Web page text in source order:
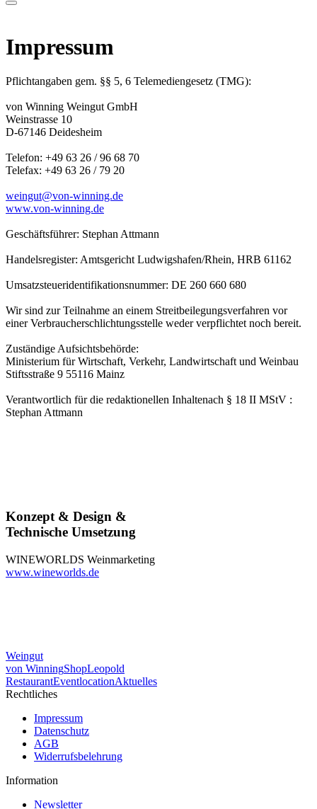
Impressum
Pflichtangaben gem. §§ 5, 6 Telemediengesetz (TMG):
von Winning Weingut GmbH
Weinstrasse 10
D-67146 Deidesheim
Telefon: +49 63 26 / 96 68 70
Telefax: +49 63 26 / 79 20
weingut@von-winning.de
www.von-winning.de
Geschäftsführer: Stephan Attmann
Handelsregister: Amtsgericht Ludwigshafen/Rhein, HRB 61162
Umsatzsteueridentifikationsnummer: DE 260 660 680
Wir sind zur Teilnahme an einem Streitbeilegungsverfahren vor
einer Verbraucherschlichtungsstelle weder verpflichtet noch bereit.
Zuständige Aufsichtsbehörde:
Ministerium für Wirtschaft, Verkehr, Landwirtschaft und Weinbau
Stiftsstraße 9 55116 Mainz
Verantwortlich für die redaktionellen Inhaltenach § 18 II MStV :
Stephan Attmann
Konzept & Design &
Technische Umsetzung
WINEWORLDS Weinmarketing
www.wineworlds.de
Weingut
von WinningShopLeopold
RestaurantEventlocationAktuelles
Rechtliches
Impressum
Datenschutz
AGB
Widerrufsbelehrung
Information
Newsletter